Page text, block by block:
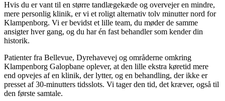
Hvis du er vant til en større tandlægekæde og overvejer en mindre,
mere personlig klinik, er vi et roligt alternativ tolv minutter nord for
Klampenborg. Vi er bevidst et lille team, du møder de samme
ansigter hver gang, og du har én fast behandler som kender din
historik.
Patienter fra Bellevue, Dyrehavevej og områderne omkring
Klampenborg Galopbane oplever, at den lille ekstra køretid mere
end opvejes af en klinik, der lytter, og en behandling, der ikke er
presset af 30-minutters tidsslots. Vi tager den tid, det kræver, også til
den første samtale.